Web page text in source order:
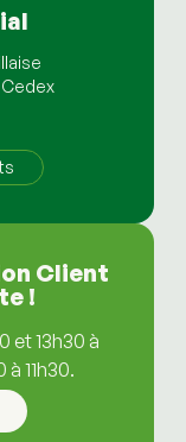
Cedex
Client
!
et 13h30 à
11h30.